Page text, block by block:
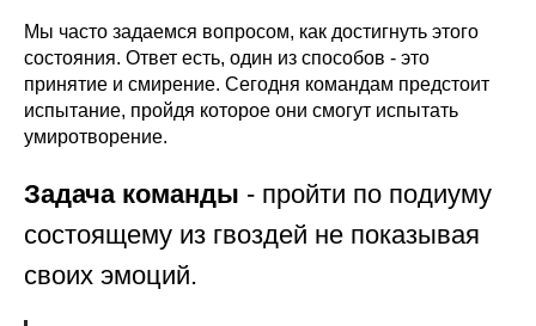
Мы часто задаемся вопросом, как достигнуть этого
состояния. Ответ есть, один из способов - это
принятие и смирение. Сегодня командам предстоит
испытание, пройдя которое они смогут испытать
умиротворение.
Задача команды - пройти по подиуму
состоящему из гвоздей не показывая
своих эмоций.